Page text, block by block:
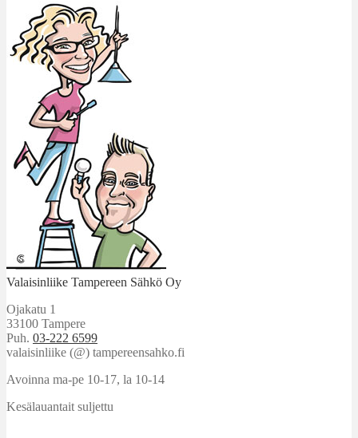
Valaisinliike Tampereen Sähkö Oy
Ojakatu 1
33100 Tampere
Puh. 03-222 6599
valaisinliike (@) tampereensahko.fi
Avoinna ma-pe 10-17, la 10-14
Kesälauantait suljettu